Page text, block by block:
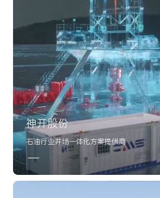
神开股份
石油行业井场一体化方案提供商
数字化官网升级 线上旗舰店设计